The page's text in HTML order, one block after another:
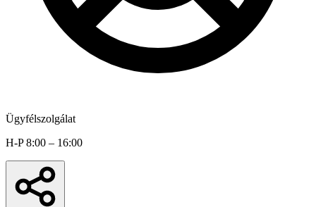
Ügyfélszolgálat
H-P 8:00 – 16:00